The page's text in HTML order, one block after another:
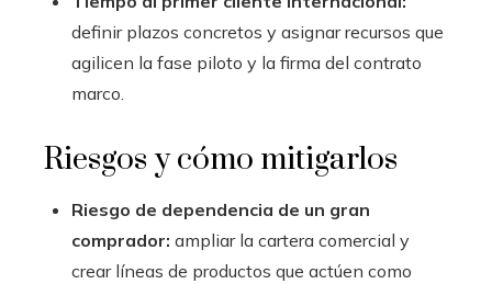
definir plazos concretos y asignar recursos que
agilicen la fase piloto y la firma del contrato
marco.
Riesgos y cómo mitigarlos
Riesgo de dependencia de un gran
comprador: ampliar la cartera comercial y
crear líneas de productos que actúen como